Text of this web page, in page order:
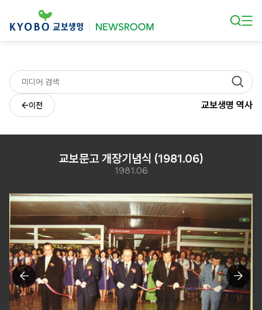
이전 교보생명 역사
교보문고 개장기념식 (1981.06)
1981.06